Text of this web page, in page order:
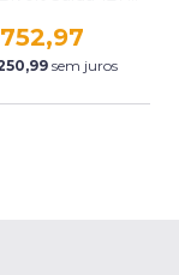
sem juros